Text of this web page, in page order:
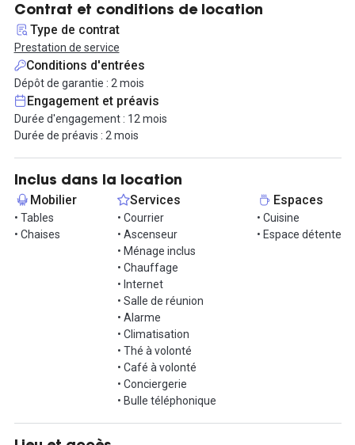
Vous bénéficierez également de plusieurs espaces partagés,
notamment une salle de réunion commune idéale pour vos
échanges d’équipe et une kitchenette pour vos moments de
convivialité.
Le bureau est livré avec une gamme complète de services inclus :
une connexion wifi haut débit, un service de ménage régulier, des
consommables (papier, café, etc.) ainsi qu’un Office Manager
dédié pour répondre à vos besoins quotidiens.
Situé rue La Fayette, 75010 Paris, cet emplacement bénéficie
d’une excellente desserte en transports en commun. La station
Poissonnière (ligne 7) se trouve à seulement 1 minute à pied. La
station Magenta (RER E) est accessible en 8 minutes, la gare de
l'Est (lignes 4, 5 et 7) en 9 minutes, et la station Grands
Boulevards (lignes 8 et 9) en 11 minutes à pied.
N’attendez plus pour découvrir cet espace clé en main,
parfaitement adapté pour une équipe de 10 personnes.
Contactez-nous pour organiser une visite.
Contrat et conditions de location
Type de contrat
Prestation de service
Conditions d'entrées
Dépôt de garantie : 2 mois
Engagement et préavis
Durée d'engagement : 12 mois
Durée de préavis : 2 mois
Inclus dans la location
Mobilier
• Tables
• Chaises
Services
• Courrier
• Ascenseur
• Ménage inclus
• Chauffage
• Internet
• Salle de réunion
• Alarme
• Climatisation
• Thé à volonté
• Café à volonté
• Conciergerie
• Bulle téléphonique
Espaces
• Cuisine
• Espace détente